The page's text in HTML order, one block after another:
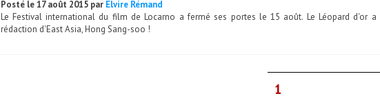
Posté le 17 août 2015 par Elvire Rémand
Le Festival international du film de Locarno a fermé ses portes le 15 août. Le Léopard d'or
rédaction d'East Asia, Hong Sang-soo !
1